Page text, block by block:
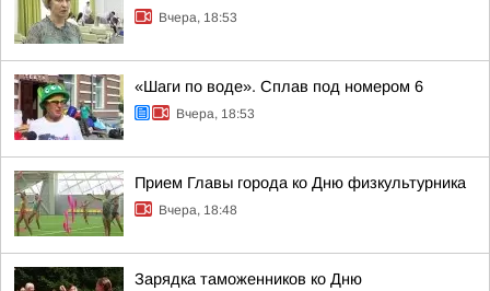
Вчера, 18:53
«Шаги по воде». Сплав под номером 6
Вчера, 18:53
Прием Главы города ко Дню физкультурника
Вчера, 18:48
Зарядка таможенников ко Дню